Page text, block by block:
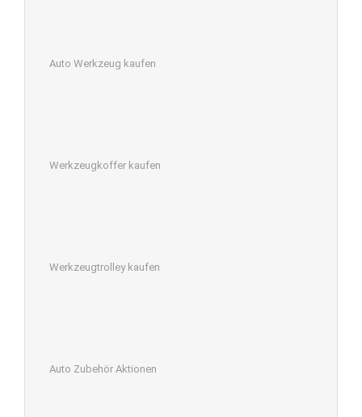
Auto Werkzeug kaufen
Werkzeugkoffer kaufen
Werkzeugtrolley kaufen
Auto Zubehör Aktionen